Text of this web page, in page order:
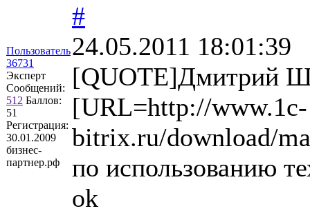
Пользователь
36731
Эксперт
Сообщений:
512 Баллов:
51
Регистрация:
30.01.2009
бизнес-
партнер.рф
#
24.05.2011 18:01:39
[QUOTE]Дмитрий
[URL=http://www.1c-
bitrix.ru/download/
по использованию
ok